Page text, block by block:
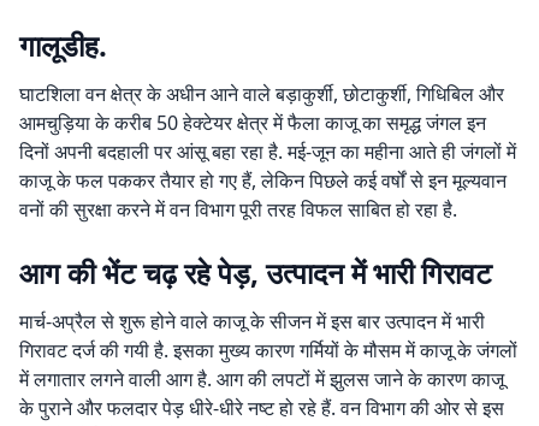
गालूडीह.
घाटशिला वन क्षेत्र के अधीन आने वाले बड़ाकुर्शी, छोटाकुर्शी, गिधिबिल और
आमचुड़िया के करीब 50 हेक्टेयर क्षेत्र में फैला काजू का समृद्ध जंगल इन
दिनों अपनी बदहाली पर आंसू बहा रहा है. मई-जून का महीना आते ही जंगलों में
काजू के फल पककर तैयार हो गए हैं, लेकिन पिछले कई वर्षों से इन मूल्यवान
वनों की सुरक्षा करने में वन विभाग पूरी तरह विफल साबित हो रहा है.
आग की भेंट चढ़ रहे पेड़, उत्पादन में भारी गिरावट
मार्च-अप्रैल से शुरू होने वाले काजू के सीजन में इस बार उत्पादन में भारी
गिरावट दर्ज की गयी है. इसका मुख्य कारण गर्मियों के मौसम में काजू के जंगलों
में लगातार लगने वाली आग है. आग की लपटों में झुलस जाने के कारण काजू
के पुराने और फलदार पेड़ धीरे-धीरे नष्ट हो रहे हैं. वन विभाग की ओर से इस